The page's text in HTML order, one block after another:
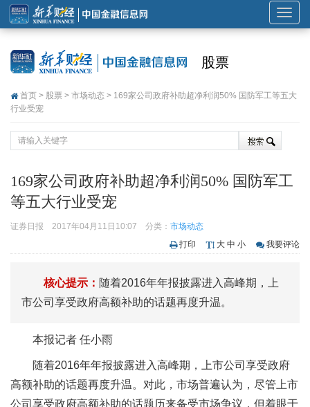
展
开
导
股票
首页 > 股票 > 市场动态 > 169家公司政府补助超净利润50% 国防军工等五大
行业受宠
169家公司政府补助超净利润50% 国防军工
等五大行业受宠
证券日报 2017年04月11日10:07 分类： 市场动态
打印
大 中 小 我要评论
核心提示： 随着2016年年报披露进入高峰期，上
市公司享受政府高额补助的话题再度升温。
本报记者 任小雨
随着2016年年报披露进入高峰期，上市公司享受政府
高额补助的话题再度升温。对此，市场普遍认为，尽管上市
公司享受政府高额补助的话题历来备受市场争议，但着眼于